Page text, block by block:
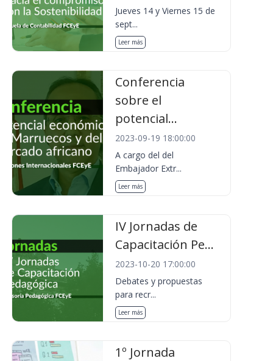
Jueves 14 y Viernes 15 de
sept...
Leer más
Conferencia
sobre el
potencial...
2023-09-19 18:00:00
A cargo del del
Embajador Extr...
Leer más
IV Jornadas de
Capacitación Pe...
2023-10-20 17:00:00
Debates y propuestas
para recr...
Leer más
1º Jornada